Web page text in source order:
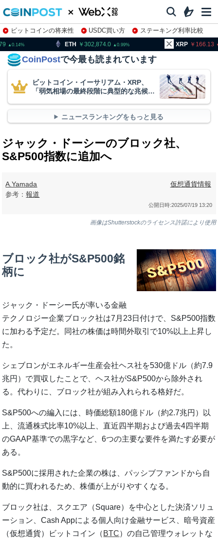
ビットコインの将来性 USDC買い方
ステーキング利率比較
株特集・関連銘柄
302,874.0 XRP 166.13
CoinPostで今最も読まれています
ビットコイン・イーサリアム・XRP、
「弱気相場の最終段階に典型的な兆候」
ニュースランキングをもっと見る
ジャック・ドーシーのブロック社、
S&P500指数に追加へ
A.Yamada
参考：報道
仮想通貨情報
公開日時:2025/07/19 13:20
画像はShutterstockのライセンス許諾により使用
ブロック社がS&P500銘
柄に
ジャック・ドーシー氏が率いる金融
テクノロジー企業ブロック社は7月23日付けで、S&P500指数
に加わる予定だ。同社の株価は時間外取引で10%以上上昇し
た。
シェブロンがエネルギー生産会社ヘス社を530億ドル（約7.9
兆円）で買収したことで、ヘス社がS&P500から除外され
る。代わりに、ブロック社が組み入れられる格好だ。
S&P500への編入には、時価総額180億ドル（約2.7兆円）以
上、流通株式比率10%以上、直近四半期および過去4四半期
のGAAP基準での黒字など、6つの主要な要件を満たす必要が
ある。
S&P500に採用された企業の株は、パッシブファンドから自
動的に買われるため、株価が上がりやすくなる。
ブロック社は、スクエア（Square）を中心とした決済ソリュ
ーション、Cash Appによる個人向け金融サービス、暗号資産
（仮想通貨）ビットコイン（ BTC）の自己管理ウォレットな